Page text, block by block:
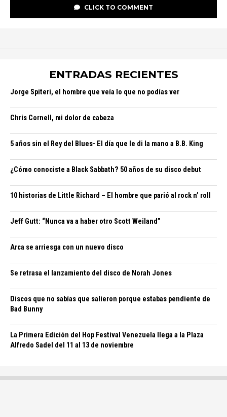
CLICK TO COMMENT
ENTRADAS RECIENTES
Jorge Spiteri, el hombre que veía lo que no podías ver
Chris Cornell, mi dolor de cabeza
5 años sin el Rey del Blues- El día que le di la mano a B.B. King
¿Cómo conociste a Black Sabbath? 50 años de su disco debut
10 historias de Little Richard – El hombre que parió al rock n’ roll
Jeff Gutt: “Nunca va a haber otro Scott Weiland”
Arca se arriesga con un nuevo disco
Se retrasa el lanzamiento del disco de Norah Jones
Discos que no sabías que salieron porque estabas pendiente de
Bad Bunny
La Primera Edición del Hop Festival Venezuela llega a la Plaza
Alfredo Sadel del 11 al 13 de noviembre